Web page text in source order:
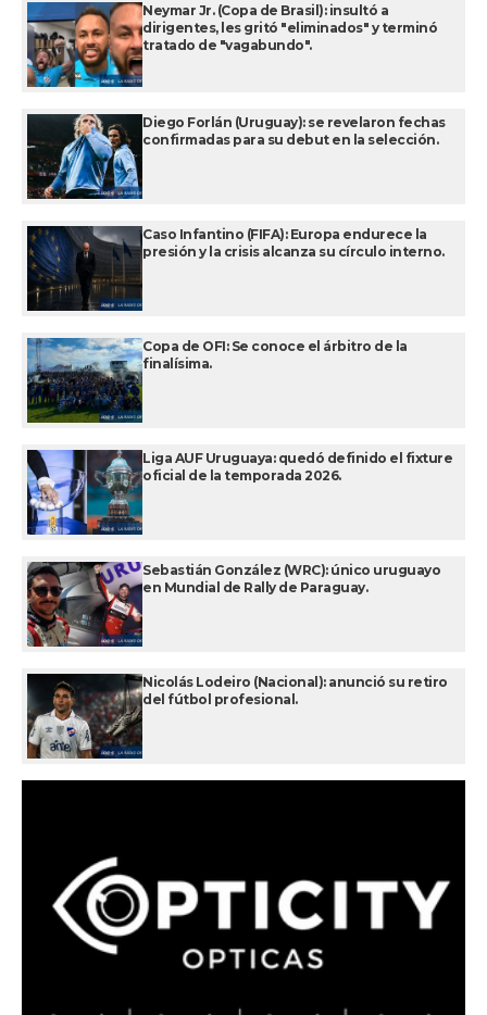
Neymar Jr. (Copa de Brasil): insultó a
dirigentes, les gritó "eliminados" y terminó
tratado de "vagabundo".
Diego Forlán (Uruguay): se revelaron fechas
confirmadas para su debut en la selección.
Caso Infantino (FIFA): Europa endurece la
presión y la crisis alcanza su círculo interno.
Copa de OFI: Se conoce el árbitro de la
finalísima.
Liga AUF Uruguaya: quedó definido el fixture
oficial de la temporada 2026.
Sebastián González (WRC): único uruguayo
en Mundial de Rally de Paraguay.
Nicolás Lodeiro (Nacional): anunció su retiro
del fútbol profesional.